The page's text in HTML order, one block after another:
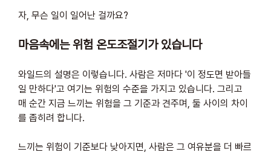
자, 무슨 일이 일어난 걸까요?
마음속에는 위험 온도조절기가 있습니다
와일드의 설명은 이렇습니다. 사람은 저마다 '이 정도면 받아들
일 만하다'고 여기는 위험의 수준을 가지고 있습니다. 그리고
매 순간 지금 느끼는 위험을 그 기준과 견주며, 둘 사이의 차이
를 좁히려 합니다.
느끼는 위험이 기준보다 낮아지면, 사람은 그 여유분을 더 빠르